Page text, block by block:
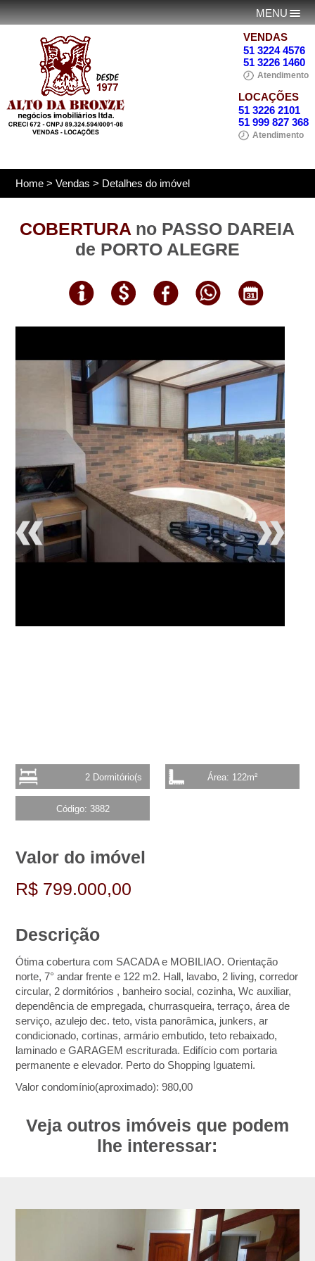
MENU
VENDAS
51 3224 4576
51 3226 1460
Atendimento
LOCAÇÕES
51 3226 2101
51 999 827 368
Atendimento
Home >Vendas > Detalhes do imóvel
COBERTURA no PASSO DAREIA
de PORTO ALEGRE
2 Dormitório(s Área: 122m²
Código: 3882
Valor do imóvel
R$ 799.000,00
Descrição
Ótima cobertura com SACADA e MOBILIAO. Orientação
norte, 7° andar frente e 122 m2. Hall, lavabo, 2 living, corredor
circular, 2 dormitórios , banheiro social, cozinha, Wc auxiliar,
dependência de empregada, churrasqueira, terraço, área de
serviço, azulejo dec. teto, vista panorâmica, junkers, ar
condicionado, cortinas, armário embutido, teto rebaixado,
laminado e GARAGEM escriturada. Edifício com portaria
permanente e elevador. Perto do Shopping Iguatemi.
Valor condomínio(aproximado): 980,00
Veja outros imóveis que podem
lhe interessar: